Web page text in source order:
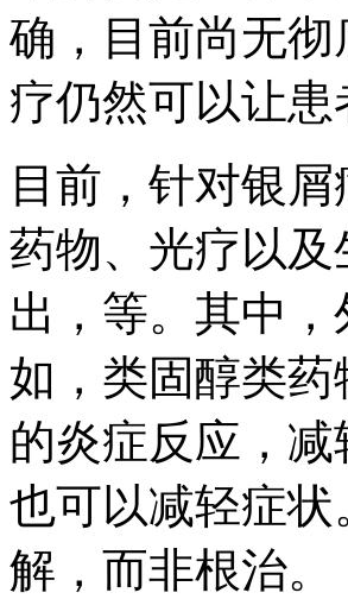
确，目前尚无
疗仍然可以让
目前，针对银
药物、光疗以
出，等。其中
如，类固醇类
的炎症反应，
也可以减轻症
解，而非根治。